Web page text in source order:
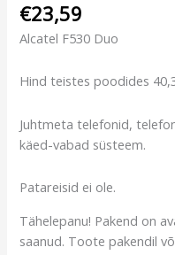
€23,59
Alcatel F530 Duo
Hind teistes poodides
Juhtmeta telefonid,
käed-vabad süsteem.
Patareisid ei ole.
Tähelepanu! Pakend on
saanud. Toote pakendil